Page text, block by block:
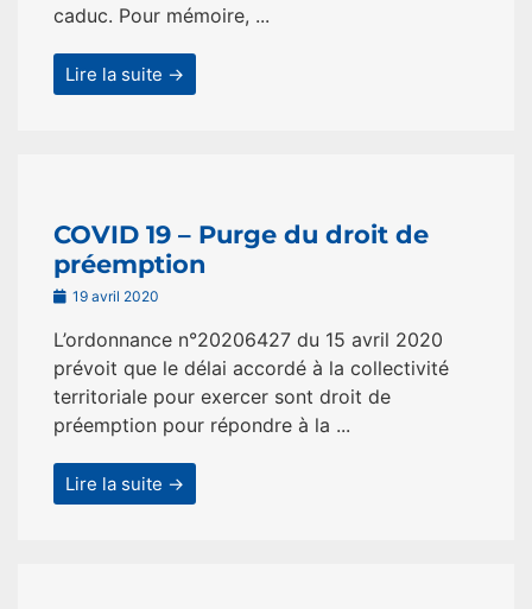
caduc. Pour mémoire, ...
Lire la suite →
COVID 19 – Purge du droit de
préemption
19 avril 2020
L’ordonnance n°20206427 du 15 avril 2020
prévoit que le délai accordé à la collectivité
territoriale pour exercer sont droit de
préemption pour répondre à la ...
Lire la suite →